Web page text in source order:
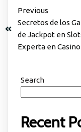
Previous
Secretos de los
de Jackpot en
Experta en
Search
Recent